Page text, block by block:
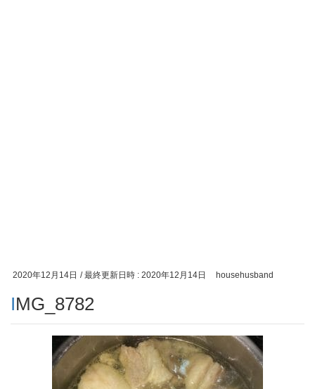
2020年12月14日 / 最終更新日時 : 2020年12月14日 househusband
IMG_8782